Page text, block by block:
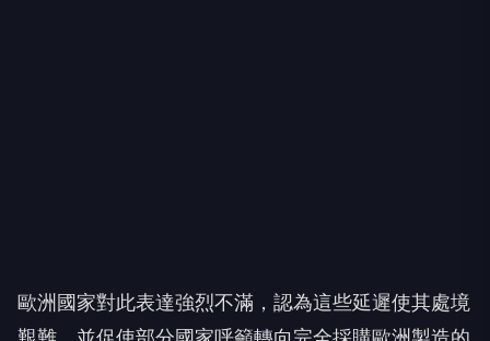
歐洲國家對此表達強烈不滿，認為這些延遲使其處境